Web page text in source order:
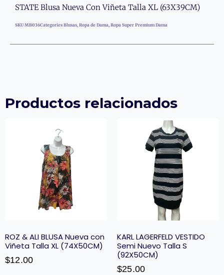
STATE Blusa Nueva Con Viñeta Talla XL (63X39CM)
SKU MB036Categories Blusas, Ropa de Dama, Ropa Super Premium Dama
Productos relacionados
ROZ & ALI BLUSA Nueva con
Viñeta Talla XL (74X50CM)
$12.00
KARL LAGERFELD VESTIDO
Semi Nuevo Talla S
(92X50CM)
$25.00